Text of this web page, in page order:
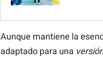
Aunque mantiene la
adaptado para una